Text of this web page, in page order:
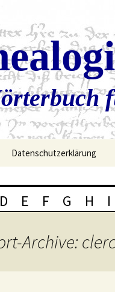
Datenschutzerklärung
D E F G H I
Archive: